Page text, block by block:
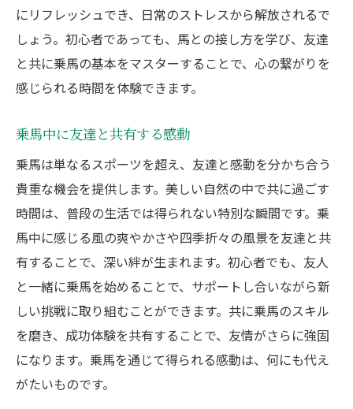
にリフレッシュでき、日常のストレスから解放されるで
しょう。初心者であっても、馬との接し方を学び、友達
と共に乗馬の基本をマスターすることで、心の繋がりを
感じられる時間を体験できます。
乗馬中に友達と共有する感動
乗馬は単なるスポーツを超え、友達と感動を分かち合う
貴重な機会を提供します。美しい自然の中で共に過ごす
時間は、普段の生活では得られない特別な瞬間です。乗
馬中に感じる風の爽やかさや四季折々の風景を友達と共
有することで、深い絆が生まれます。初心者でも、友人
と一緒に乗馬を始めることで、サポートし合いながら新
しい挑戦に取り組むことができます。共に乗馬のスキル
を磨き、成功体験を共有することで、友情がさらに強固
になります。乗馬を通じて得られる感動は、何にも代え
がたいものです。